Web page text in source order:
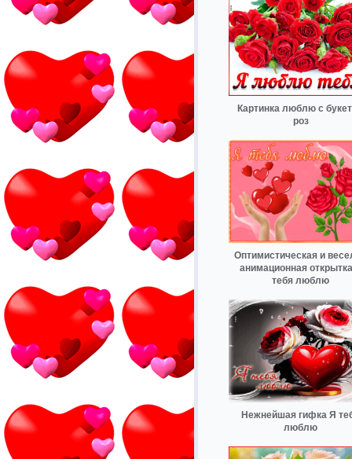
Картинка люблю с
роз
Оптимистическая и
анимационная
тебя люблю
Нежнейшая гифка Я
люблю